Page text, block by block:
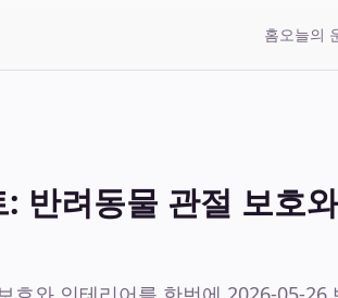
홈오늘의
반려동물 관절 보호